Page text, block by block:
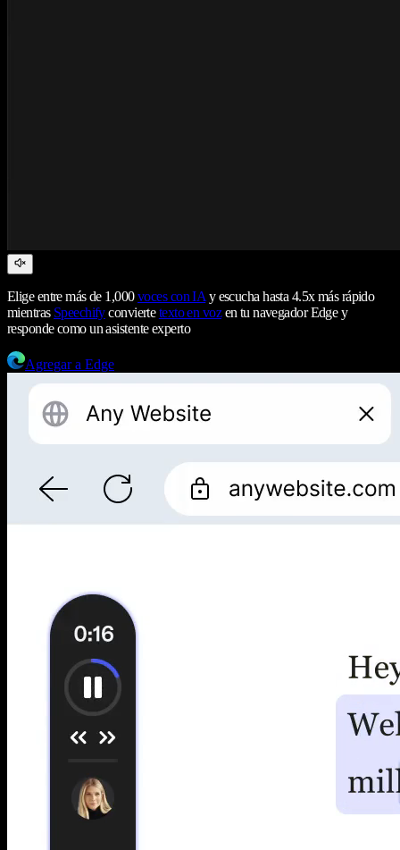
Elige entre más de 1,000voces con IA y escucha hasta 4.5x más rápido
mientras Speechifyconviertetexto en vozen tu navegador Edge y
responde como un asistente experto
Agregar a Edge